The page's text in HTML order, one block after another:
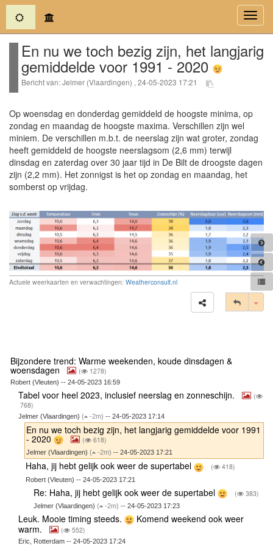
(current)
En nu we toch bezig zijn, het langjarig
gemiddelde voor 1991 - 2020
Bericht van: Jelmer (Vlaardingen) , 24-05-2023 17:21
Op woensdag en donderdag gemiddeld de hoogste minima, op
zondag en maandag de hoogste maxima. Verschillen zijn wel
miniem. De verschillen m.b.t. de neerslag zijn wat groter, zondag
heeft gemiddeld de hoogste neerslagsom (2,6 mm) terwijl
dinsdag en zaterdag over 30 jaar tijd in De Bilt de droogste dagen
zijn (2,2 mm). Het zonnigst is het op zondag en maandag, het
somberst op vrijdag.
Actuele weerkaarten en verwachtingen: Weatherconsult.nl
Bijzondere trend: Warme weekenden, koude dinsdagen &
woensdagen ( 1278)
Robert (Vleuten) -- 24-05-2023 16:59
Tabel voor heel 2023, inclusief neerslag en zonneschijn.
(
768)
Jelmer (Vlaardingen) ( -2m) -- 24-05-2023 17:14
En nu we toch bezig zijn, het langjarig gemiddelde voor 1991
- 2020 ( 618)
Jelmer (Vlaardingen)( -2m) -- 24-05-2023 17:21
Haha, jij hebt gelijk ook weer de supertabel ( 418)
Robert (Vleuten) -- 24-05-2023 17:21
Re: Haha, jij hebt gelijk ook weer de supertabel ( 383)
Jelmer (Vlaardingen) ( -2m) -- 24-05-2023 17:23
Leuk. Mooie timing steeds.
Komend weekend ook weer
warm.
( 552)
Eric, Rotterdam -- 24-05-2023 17:24